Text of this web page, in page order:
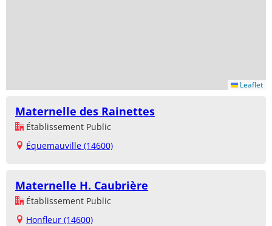
Leaflet
Maternelle des Rainettes
Établissement Public
Équemauville (14600)
Maternelle H. Caubrière
Établissement Public
Honfleur (14600)